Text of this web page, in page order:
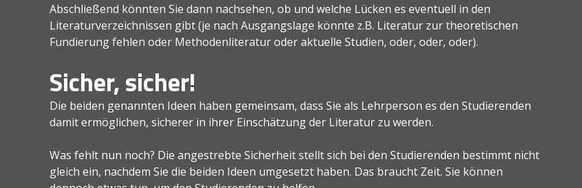
Abschließend könnten Sie dann nachsehen, ob und welche Lücken es eventuell in den
Literaturverzeichnissen gibt (je nach Ausgangslage könnte z.B. Literatur zur theoretischen
Fundierung fehlen oder Methodenliteratur oder aktuelle Studien, oder, oder, oder).
Sicher, sicher!
Die beiden genannten Ideen haben gemeinsam, dass Sie als Lehrperson es den Studierenden
damit ermöglichen, sicherer in ihrer Einschätzung der Literatur zu werden.
Was fehlt nun noch? Die angestrebte Sicherheit stellt sich bei den Studierenden bestimmt nicht
gleich ein, nachdem Sie die beiden Ideen umgesetzt haben. Das braucht Zeit. Sie können